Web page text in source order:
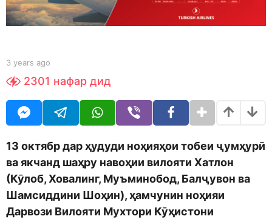
e
a
s
a
b
S
h
d
o
3 years ago
e
g
o
2301 нафар дид
13 октябр дар ҳудуди ноҳияҳои тобеи ҷумҳурӣ
ва якчанд шаҳру навоҳии вилояти Хатлон
(Кӯлоб, Ховалинг, Муъминобод, Балҷувон ва
Шамсиддини Шоҳин), ҳамчунин ноҳияи
Дарвози Вилояти Мухтори Кӯҳистони